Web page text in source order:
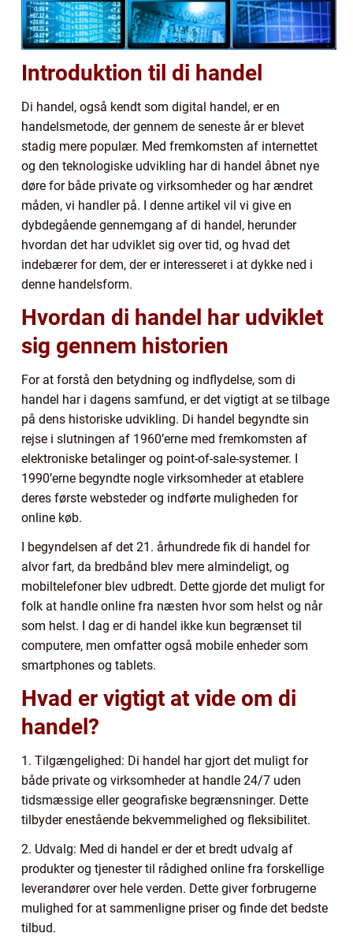
Introduktion til di handel
Di handel, også kendt som digital handel, er en
handelsmetode, der gennem de seneste år er blevet
stadig mere populær. Med fremkomsten af internettet
og den teknologiske udvikling har di handel åbnet nye
døre for både private og virksomheder og har ændret
måden, vi handler på. I denne artikel vil vi give en
dybdegående gennemgang af di handel, herunder
hvordan det har udviklet sig over tid, og hvad det
indebærer for dem, der er interesseret i at dykke ned i
denne handelsform.
Hvordan di handel har udviklet
sig gennem historien
For at forstå den betydning og indflydelse, som di
handel har i dagens samfund, er det vigtigt at se tilbage
på dens historiske udvikling. Di handel begyndte sin
rejse i slutningen af 1960’erne med fremkomsten af
elektroniske betalinger og point-of-sale-systemer. I
1990’erne begyndte nogle virksomheder at etablere
deres første websteder og indførte muligheden for
online køb.
I begyndelsen af det 21. århundrede fik di handel for
alvor fart, da bredbånd blev mere almindeligt, og
mobiltelefoner blev udbredt. Dette gjorde det muligt for
folk at handle online fra næsten hvor som helst og når
som helst. I dag er di handel ikke kun begrænset til
computere, men omfatter også mobile enheder som
smartphones og tablets.
Hvad er vigtigt at vide om di
handel?
1. Tilgængelighed: Di handel har gjort det muligt for
både private og virksomheder at handle 24/7 uden
tidsmæssige eller geografiske begrænsninger. Dette
tilbyder enestående bekvemmelighed og fleksibilitet.
2. Udvalg: Med di handel er der et bredt udvalg af
produkter og tjenester til rådighed online fra forskellige
leverandører over hele verden. Dette giver forbrugerne
mulighed for at sammenligne priser og finde det bedste
tilbud.